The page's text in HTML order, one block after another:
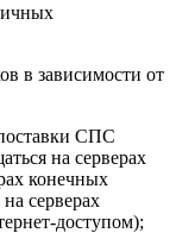
в зависимости от
СПС
на серверах
конечных
серверах
доступом);